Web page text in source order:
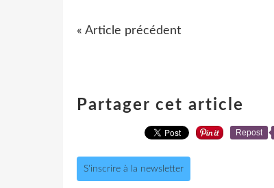
« Article précédent
Partager cet article
Repost
S'inscrire à la newsletter